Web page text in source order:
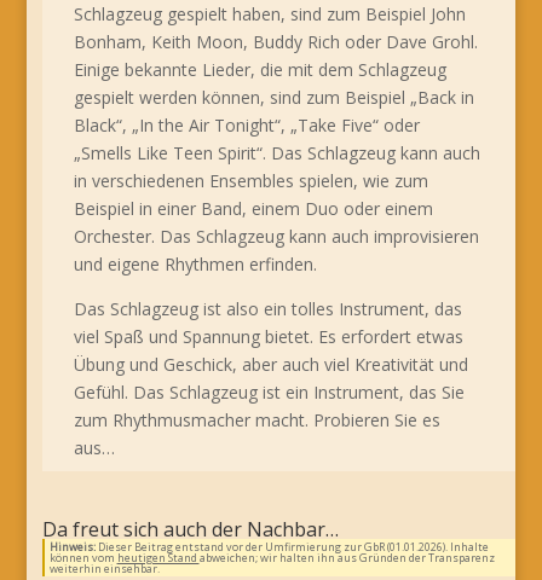
Schlagzeug gespielt haben, sind zum Beispiel John
Bonham, Keith Moon, Buddy Rich oder Dave Grohl.
Einige bekannte Lieder, die mit dem Schlagzeug
gespielt werden können, sind zum Beispiel „Back in
Black“, „In the Air Tonight“, „Take Five“ oder
„Smells Like Teen Spirit“. Das Schlagzeug kann auch
in verschiedenen Ensembles spielen, wie zum
Beispiel in einer Band, einem Duo oder einem
Orchester. Das Schlagzeug kann auch improvisieren
und eigene Rhythmen erfinden.
Das Schlagzeug ist also ein tolles Instrument, das
viel Spaß und Spannung bietet. Es erfordert etwas
Übung und Geschick, aber auch viel Kreativität und
Gefühl. Das Schlagzeug ist ein Instrument, das Sie
zum Rhythmusmacher macht. Probieren Sie es
aus…
Da freut sich auch der Nachbar…
Hinweis:Dieser Beitrag entstand vor der Umfirmierung zur GbR (01.01.2026). Inhalte
können vom heutigen Stand abweichen; wir halten ihn aus Gründen der Transparenz
weiterhin einsehbar.